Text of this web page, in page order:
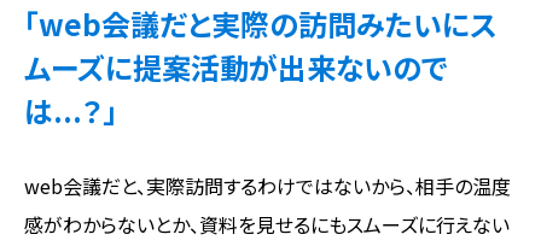
「web会議だと実際の訪問みたいにス
ムーズに提案活動が出来ないので
は...？」
web会議だと、実際訪問するわけではないから、相手の温度
感がわからないとか、資料を見せるにもスムーズに行えない